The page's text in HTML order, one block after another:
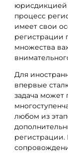
юрисдикцией
процесс
имеет свои
регистрации
множества
Для
впервые
задача может
любом из